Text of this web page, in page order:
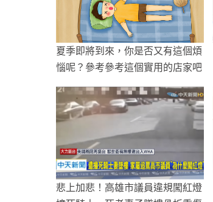
夏季即將到來，你是否又有這個煩
惱呢？參考參考這個實用的店家吧
悲上加悲！高雄市議員違規闖紅燈